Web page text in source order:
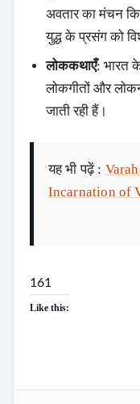
अवतार का मंचन
युद्ध के प्रसंग को
लोककथाएँ: भारत के
लोकगीतों और
जाती रही हैं।
यह भी पढ़ें :
Incarnation of
161
Like this: